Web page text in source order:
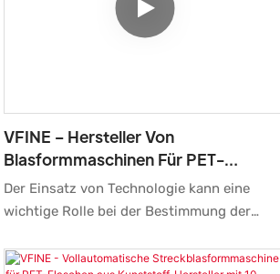
VFINE – Hersteller Von
Blasformmaschinen Für PET-
Kunststoff-Vorformlinge (4-6
Kavitäten)
Der Einsatz von Technologie kann eine
wichtige Rolle bei der Bestimmung der
von Herstellern von Blasformmaschinen für